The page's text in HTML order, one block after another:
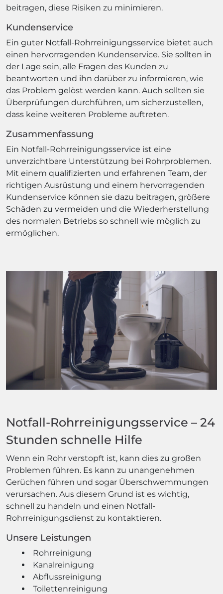
beitragen, diese Risiken zu minimieren.
Kundenservice
Ein guter Notfall-Rohrreinigungsservice bietet auch
einen hervorragenden Kundenservice. Sie sollten in
der Lage sein, alle Fragen des Kunden zu
beantworten und ihn darüber zu informieren, wie
das Problem gelöst werden kann. Auch sollten sie
Überprüfungen durchführen, um sicherzustellen,
dass keine weiteren Probleme auftreten.
Zusammenfassung
Ein Notfall-Rohrreinigungsservice ist eine
unverzichtbare Unterstützung bei Rohrproblemen.
Mit einem qualifizierten und erfahrenen Team, der
richtigen Ausrüstung und einem hervorragenden
Kundenservice können sie dazu beitragen, größere
Schäden zu vermeiden und die Wiederherstellung
des normalen Betriebs so schnell wie möglich zu
ermöglichen.
Notfall-Rohrreinigungsservice – 24
Stunden schnelle Hilfe
Wenn ein Rohr verstopft ist, kann dies zu großen
Problemen führen. Es kann zu unangenehmen
Gerüchen führen und sogar Überschwemmungen
verursachen. Aus diesem Grund ist es wichtig,
schnell zu handeln und einen Notfall-
Rohrreinigungsdienst zu kontaktieren.
Unsere Leistungen
Rohrreinigung
Kanalreinigung
Abflussreinigung
Toilettenreinigung